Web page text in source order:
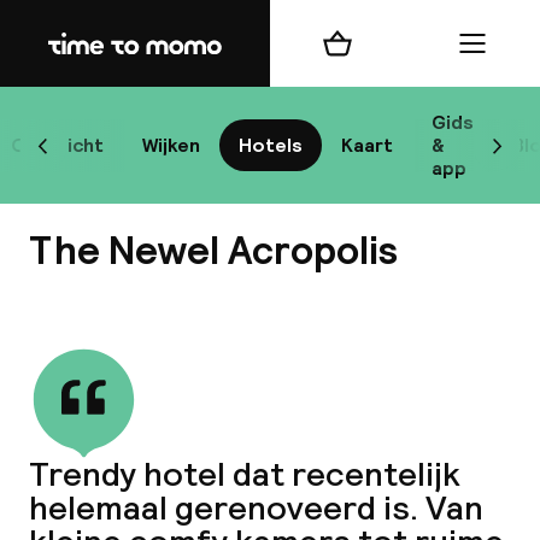
Home
Overzicht Wijken Hotels Kaart
Gids
&
app
Scroll naar links
Winkelmand Menu
The Newel Acropolis
Trendy hotel dat recentelijk
helemaal gerenoveerd is. Van